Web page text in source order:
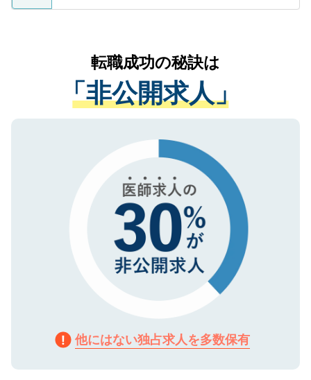
ているすべての個人データはご本人の許可
は、個人情報の取り扱いについての厳密な
管理基準を満たした事業者のみに付与され
る、プライバシーマークを取得済みです。
で、機密保持に関してもご安心ください。
かがいして、現在の医療機関の状況や紹介
経験をまじえながら、適切なアドバイスを
させていただきます。すぐにご転職をされ
ない方には、長期的なサポートが可能です
ので、まずはご登録ください。
転職成功の秘訣は
「非公開求人」
他にはない独占求人を多数保有